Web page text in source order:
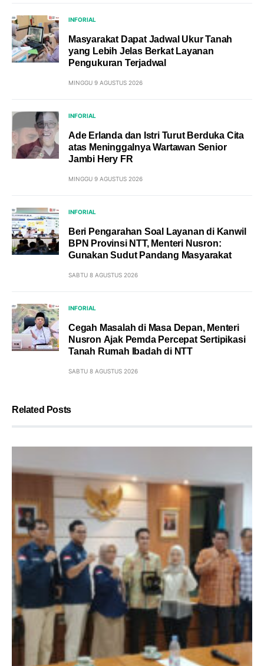
INFORIAL
Masyarakat Dapat Jadwal Ukur Tanah
yang Lebih Jelas Berkat Layanan
Pengukuran Terjadwal
MINGGU 9 AGUSTUS 2026
INFORIAL
Ade Erlanda dan Istri Turut Berduka Cita
atas Meninggalnya Wartawan Senior
Jambi Hery FR
MINGGU 9 AGUSTUS 2026
INFORIAL
Beri Pengarahan Soal Layanan di Kanwil
BPN Provinsi NTT, Menteri Nusron:
Gunakan Sudut Pandang Masyarakat
SABTU 8 AGUSTUS 2026
INFORIAL
Cegah Masalah di Masa Depan, Menteri
Nusron Ajak Pemda Percepat Sertipikasi
Tanah Rumah Ibadah di NTT
SABTU 8 AGUSTUS 2026
Related Posts